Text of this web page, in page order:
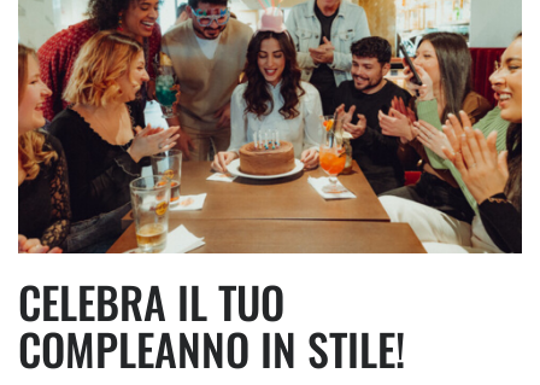
CELEBRA IL TUO
COMPLEANNO IN STILE!